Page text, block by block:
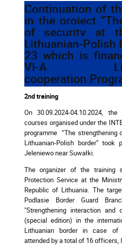
Continuation of
in the project
of security at
Lithuanian-Polish
23 which is
VI-A
cooperation
2nd training
On 30.09.2024-04.10.2024,
courses organised under the
programme “The
Lithuanian-Polish border”
Jeleniewo near Suwałki.
The organizer of the training
Protection Service at the
Republic of Lithuania. The
Podlasie Border Guard
"Strengthening interaction and
(special edition) in the
Lithuanian border in case of
attended by a total of 16 officers,